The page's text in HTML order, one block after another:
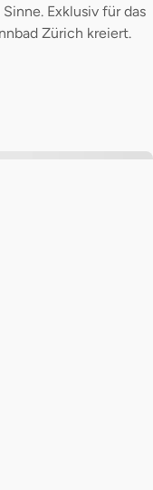
Exklusiv für das
Zürich kreiert.